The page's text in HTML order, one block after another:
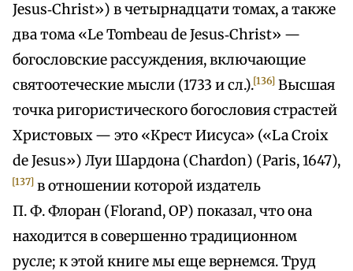
Jesus‑Christ») в четырнадцати томах, а также
два тома «Le Tombeau de Jesus‑Christ» —
богословские рассуждения, включающие
святоотеческие мысли (1733 и сл.).[136] Высшая
точка ригористического богословия страстей
Христовых — это «Крест Иисуса» («La Croix
de Jesus») Луи Шардона (Chardon) (Paris, 1647),
[137] в отношении которой издатель
П. Ф. Флоран (Florand, OP) показал, что она
находится в совершенно традиционном
русле; к этой книге мы еще вернемся. Труд